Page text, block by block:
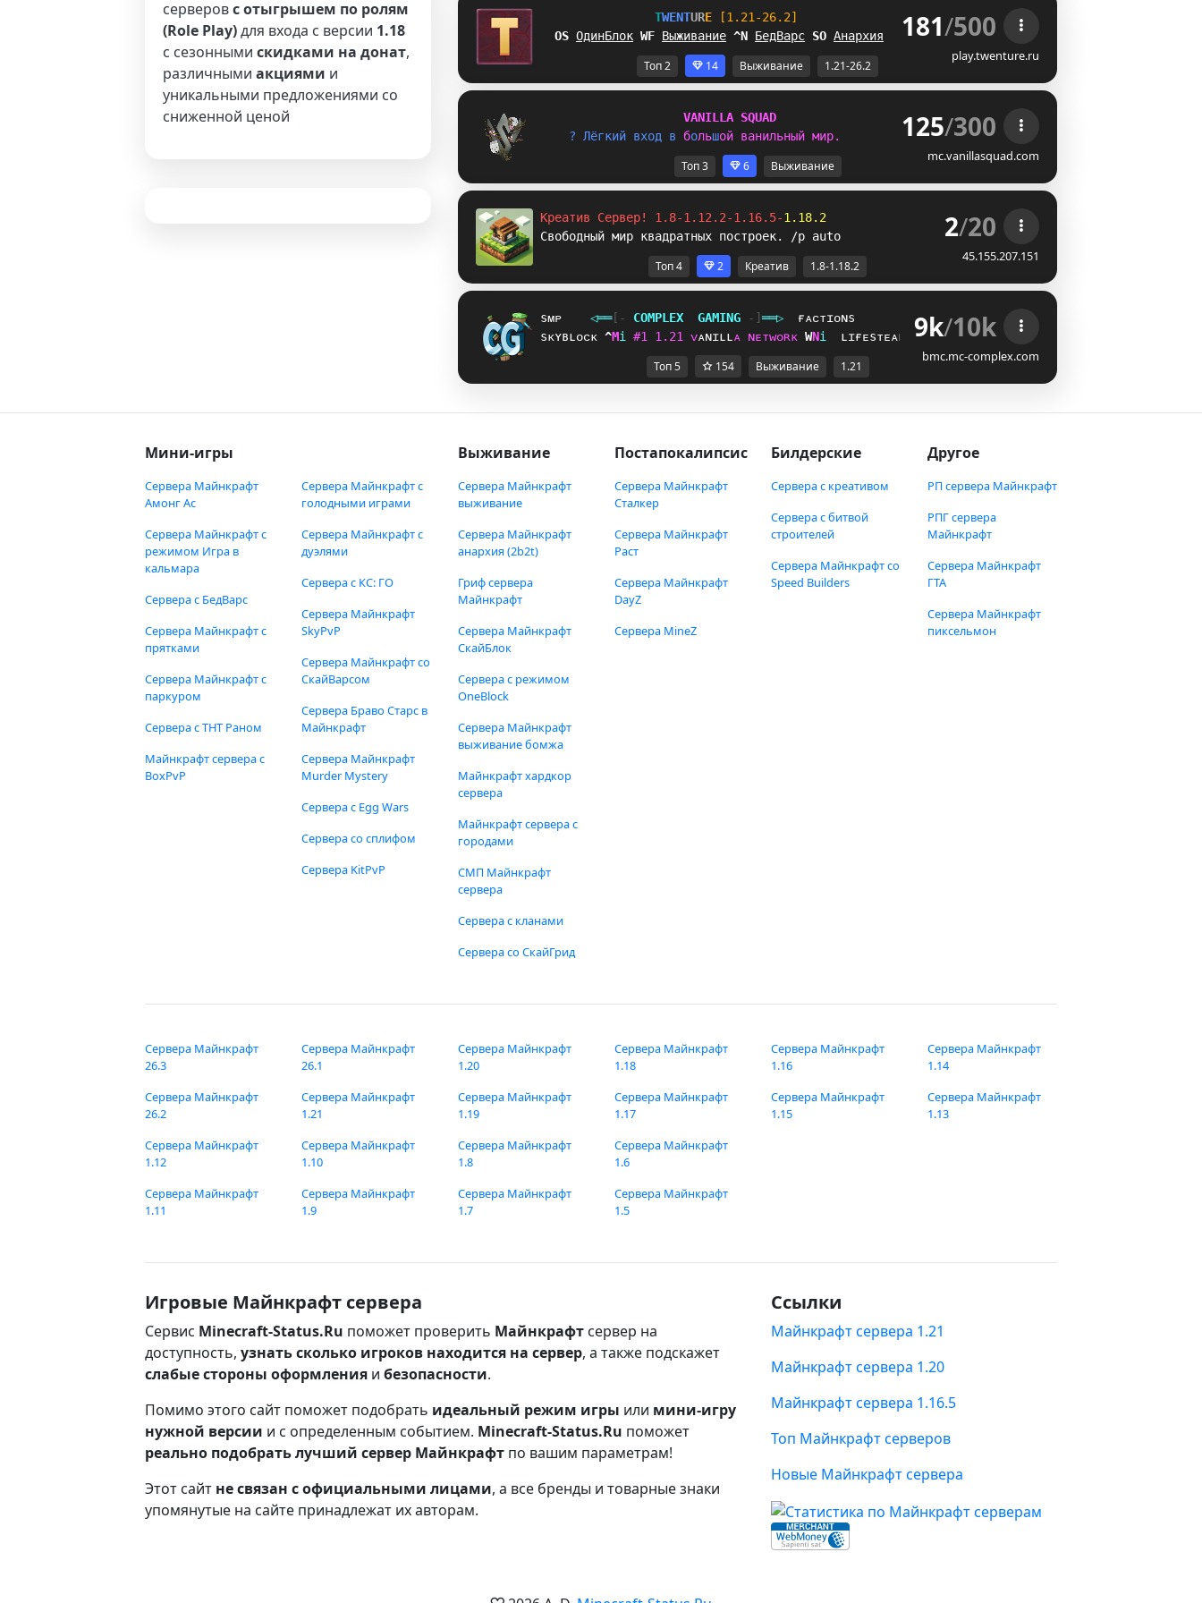
серверовс отыгрышем по ролям
(Role Play)для входа с версии 1.18
с сезонными скидками на донат,
различными акциями и
уникальными предложениями со
сниженной ценой
TWENTURE
[1.21-26.2]
GG ОдинБлок _G Выживание [G БедВарс [@ Анархия 181/500
play.twenture.ru
Топ 2 14 Выживание 1.21-26.2
VANIL L A SQUAD
? Лёгкий вход в большой ванильный мир. 125/300
mc.vanillasquad.com
Топ 3 6 Выживание
Креатив Сервер! 1.8-1.12.2-1.16.5-1.18.2
Свободный мир квадратных построек. /p auto
2/20
45.155.207.151
Топ 4 2 Креатив 1.8-1.18.2
sᴍᴘ ◁══[‐ COMPL EX GAMING ‐]══▷
ғᴀᴄᴛɪᴏɴs
sᴋʏʙʟᴏᴄᴋ [Ti #1 1 . 21 ᴠᴀɴɪʟʟᴀ ɴᴇᴛᴡᴏʀᴋ YYi ʟɪғᴇsᴛᴇᴀʟ 9k/10k
bmc.mc-complex.com
Топ 5 154 Выживание 1.21
Мини-игры
Сервера Майнкрафт
Амонг Ас
Сервера Майнкрафт с
режимом Игра в
кальмара
Сервера с БедВарс
Сервера Майнкрафт с
прятками
Сервера Майнкрафт с
паркуром
Сервера с ТНТ Раном
Майнкрафт сервера с
BoxPvP
Сервера Майнкрафт с
голодными играми
Сервера Майнкрафт с
дуэлями
Сервера с КС: ГО
Сервера Майнкрафт
SkyPvP
Сервера Майнкрафт со
СкайВарсом
Сервера Браво Старс в
Майнкрафт
Сервера Майнкрафт
Murder Mystery
Сервера с Egg Wars
Сервера со сплифом
Сервера KitPvP
Выживание
Сервера Майнкрафт
выживание
Сервера Майнкрафт
анархия (2b2t)
Гриф сервера
Майнкрафт
Сервера Майнкрафт
СкайБлок
Сервера с режимом
OneBlock
Сервера Майнкрафт
выживание бомжа
Майнкрафт хардкор
сервера
Майнкрафт сервера с
городами
СМП Майнкрафт
сервера
Сервера с кланами
Сервера со СкайГрид
Постапокалипсис
Сервера Майнкрафт
Сталкер
Сервера Майнкрафт
Раст
Сервера Майнкрафт
DayZ
Сервера MineZ
Билдерские
Сервера с креативом
Сервера с битвой
строителей
Сервера Майнкрафт со
Speed Builders
Другое
РП сервера Майнкрафт
РПГ сервера
Майнкрафт
Сервера Майнкрафт
ГТА
Сервера Майнкрафт
пиксельмон
Сервера Майнкрафт
26.3
Сервера Майнкрафт
26.2
Сервера Майнкрафт
26.1
Сервера Майнкрафт
1.21
Сервера Майнкрафт
1.20
Сервера Майнкрафт
1.19
Сервера Майнкрафт
1.18
Сервера Майнкрафт
1.17
Сервера Майнкрафт
1.16
Сервера Майнкрафт
1.15
Сервера Майнкрафт
1.14
Сервера Майнкрафт
1.13
Сервера Майнкрафт
1.12
Сервера Майнкрафт
1.11
Сервера Майнкрафт
1.10
Сервера Майнкрафт
1.9
Сервера Майнкрафт
1.8
Сервера Майнкрафт
1.7
Сервера Майнкрафт
1.6
Сервера Майнкрафт
1.5
Игровые Майнкрафт сервера
Сервис Minecraft-Status.Ru поможет проверить Майнкрафт сервер на
доступность, узнать сколько игроков находится на сервер, а также подскажет
слабые стороны оформления и безопасности.
Помимо этого сайт поможет подобрать идеальный режим игры или мини-игру
нужной версии и с определенным событием. Minecraft-Status.Ru поможет
реально подобрать лучший сервер Майнкрафт по вашим параметрам!
Этот сайт не связан с официальными лицами, а все бренды и товарные знаки
упомянутые на сайте принадлежат их авторам.
Ссылки
Майнкрафт сервера 1.21
Майнкрафт сервера 1.20
Майнкрафт сервера 1.16.5
Топ Майнкрафт серверов
Новые Майнкрафт сервера